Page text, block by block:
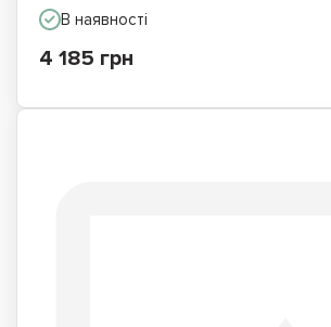
В наявності
4 185 грн